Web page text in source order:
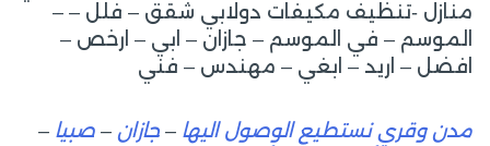
منازل -تنظيف مكيفات دولابي شقق – فلل – –
الموسم – في الموسم – جازان – ابي – ارخص –
افضل – اريد – ابغي – مهندس – فني
مدن وقري نستطيع الوصول اليها – جازان – صبيا –